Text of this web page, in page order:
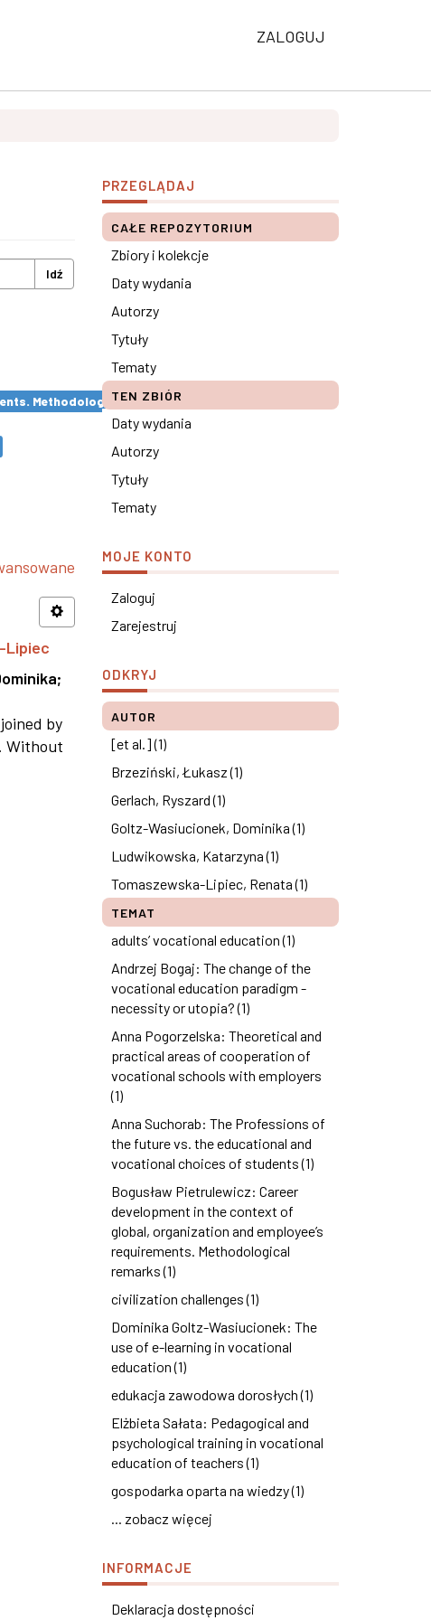
ZALOGUJ
Idź
Methodological remarks ×
Lipiec
;
by
Without
PRZEGLĄDAJ
CAŁE REPOZYTORIUM
Zbiory i kolekcje
Daty wydania
Autorzy
Tytuły
Tematy
TEN ZBIÓR
Daty wydania
Autorzy
Tytuły
Tematy
MOJE KONTO
Zaloguj
Zarejestruj
ODKRYJ
AUTOR
[et al.] (1)
Brzeziński, Łukasz (1)
Gerlach, Ryszard (1)
Goltz-Wasiucionek, Dominika (1)
Ludwikowska, Katarzyna (1)
Tomaszewska-Lipiec, Renata (1)
TEMAT
adults’ vocational education (1)
Andrzej Bogaj: The change of the
vocational education paradigm -
necessity or utopia? (1)
Anna Pogorzelska: Theoretical and
practical areas of cooperation of
vocational schools with employers
(1)
Anna Suchorab: The Professions of
the future vs. the educational and
vocational choices of students (1)
Bogusław Pietrulewicz: Career
development in the context of
global, organization and employee’s
requirements. Methodological
remarks (1)
civilization challenges (1)
Dominika Goltz-Wasiucionek: The
use of e-learning in vocational
education (1)
edukacja zawodowa dorosłych (1)
Elżbieta Sałata: Pedagogical and
psychological training in vocational
education of teachers (1)
gospodarka oparta na wiedzy (1)
... zobacz więcej
INFORMACJE
Deklaracja dostępności